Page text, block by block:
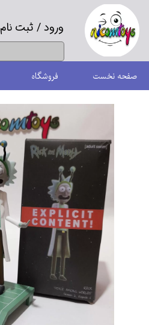
ورود/ ثبت نام
حساب کاربری من
تغییر گذر واژه
سفارشات
خروج از حساب کاربری
صفحه نخست فروشگاه